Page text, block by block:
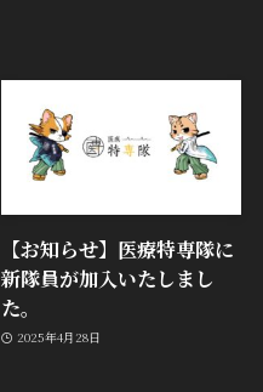
【お知らせ】医療特専隊に
新隊員が加入いたしまし
た。
2025年4月28日